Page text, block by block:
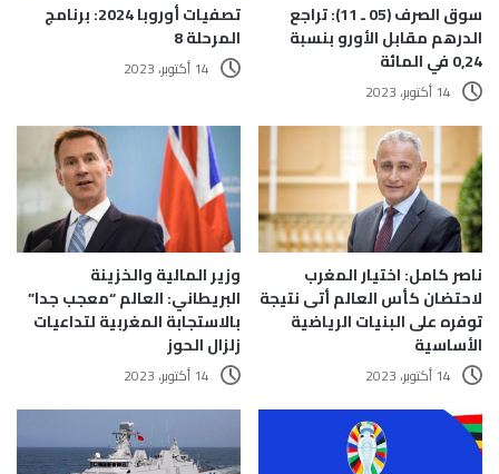
سوق الصرف (05 ـ 11): تراجع
الدرهم مقابل الأورو بنسبة
0,24 في المائة
14 أكتوبر، 2023
تصفيات أوروبا 2024: برنامج
المرحلة 8
14 أكتوبر، 2023
ناصر كامل: اختيار المغرب
لاحتضان كأس العالم أتى نتيجة
توفره على البنيات الرياضية
الأساسية
14 أكتوبر، 2023
وزير المالية والخزينة
البريطاني: العالم “معجب جدا”
بالاستجابة المغربية لتداعيات
زلزال الحوز
14 أكتوبر، 2023